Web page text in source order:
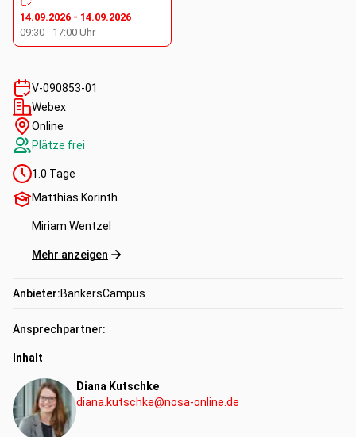
„Risikogremium“? Template als Beispiel)
Fallbeispiele und Hilfsmittel (Auswahl aktueller
Checklisten)
Beispiele für Rechtsthemen des AT 4.4.2
Diskussion Teilnehmerfragen
Kompetenzen:
Fachkompetenz
14.09.2026 - 14.09.2026
09:30 - 17:00 Uhr
V-090853-01
Webex
Online
Plätze frei
1.0 Tage
Matthias Korinth
Miriam Wentzel
Mehr anzeigen
Anbieter:BankersCampus
Ansprechpartner:
Inhalt
Diana Kutschke
diana.kutschke@nosa-online.de